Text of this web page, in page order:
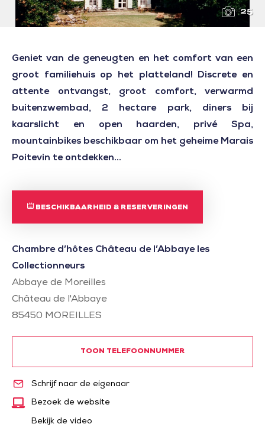
25
Geniet van de geneugten en het comfort van een
groot familiehuis op het platteland! Discrete en
attente ontvangst, groot comfort, verwarmd
buitenzwembad, 2 hectare park, diners bij
kaarslicht en open haarden, privé Spa,
mountainbikes beschikbaar om het geheime Marais
Poitevin te ontdekken...
BESCHIKBAARHEID & RESERVERINGEN
Chambre d’hôtes Château de l’Abbaye les
Collectionneurs
Abbaye de Moreilles
Château de l'Abbaye
85450 MOREILLES
TOON TELEFOONNUMMER
Schrijf naar de eigenaar
Bezoek de website
Bekijk de video